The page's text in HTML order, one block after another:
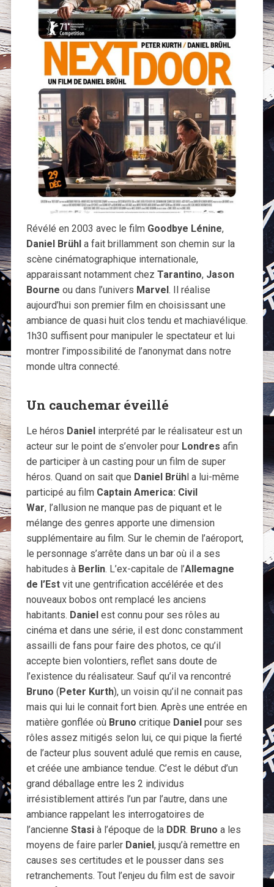
Révélé en 2003 avec le film Goodbye Lénine,
Daniel Brühla fait brillamment son chemin sur la
scène cinématographique internationale,
apparaissant notamment chez Tarantino,Jason
Bourne ou dans l’univers Marvel. Il réalise
aujourd’hui son premier film en choisissant une
ambiance de quasi huit clos tendu et machiavélique.
1h30 suffisent pour manipuler le spectateur et lui
montrer l’impossibilité de l’anonymat dans notre
monde ultra connecté.
Un cauchemar éveillé
Le héros Daniel interprété par le réalisateur est un
acteur sur le point de s’envoler pour Londres afin
de participer à un casting pour un film de super
héros. Quand on sait que Daniel Brühl a lui-même
participé au filmCaptain America: Civil
War, l’allusion ne manque pas de piquant et le
mélange des genres apporte une dimension
supplémentaire au film. Sur le chemin de l’aéroport,
le personnage s’arrête dans un bar où il a ses
habitudes à Berlin. L’ex-capitale de l’Allemagne
de l’Estvit une gentrification accélérée et des
nouveaux bobos ont remplacé les anciens
habitants. Daniel est connu pour ses rôles au
cinéma et dans une série, il est donc constamment
assailli de fans pour faire des photos, ce qu’il
accepte bien volontiers, reflet sans doute de
l’existence du réalisateur. Sauf qu’il va rencontré
Bruno (Peter Kurth), un voisin qu’il ne connait pas
mais qui lui le connait fort bien. Après une entrée en
matière gonflée où Bruno critique Daniel pour ses
rôles assez mitigés selon lui, ce qui pique la fierté
de l’acteur plus souvent adulé que remis en cause,
et créée une ambiance tendue. C’est le début d’un
grand déballage entre les 2 individus
irrésistiblement attirés l’un par l’autre, dans une
ambiance rappelant les interrogatoires de
l’ancienne Stasi à l’époque de la DDR. Bruno a les
moyens de faire parler Daniel, jusqu’à remettre en
causes ses certitudes et le pousser dans ses
retranchements. Tout l’enjeu du film est de savoir